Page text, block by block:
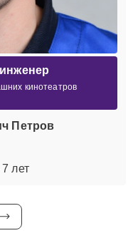
кинотеатров
Петров
лет